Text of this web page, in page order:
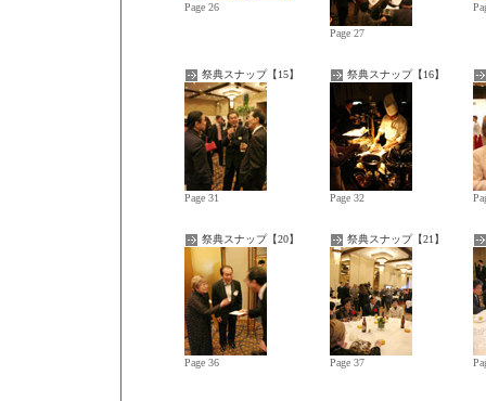
Page 26
Page 27
祭典スナップ【15】
Page 31
祭典スナップ【16】
Page 32
祭典スナップ【20】
Page 36
祭典スナップ【21】
Page 37